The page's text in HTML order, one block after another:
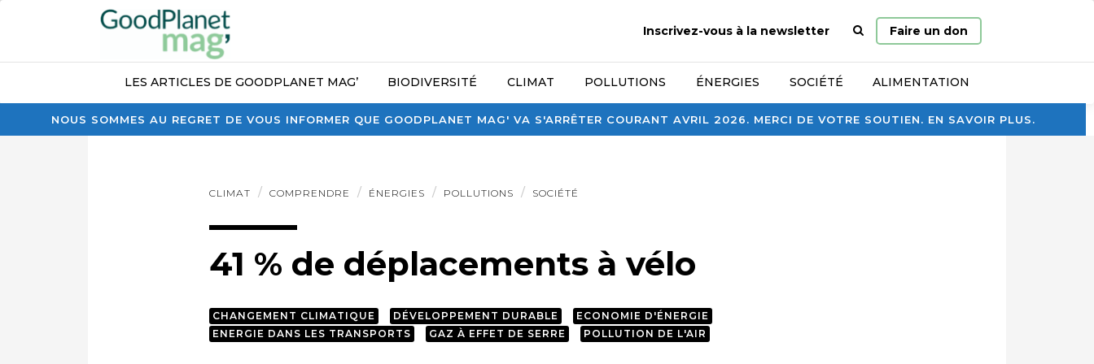
NOUS SOMMES AU REGRET DE VOUS INFORMER QUE GOODPLANET MAG' VA S'ARRÊTER COURANT AVRIL 2026. MERCI DE VOTRE SOUTIEN. EN SAVOIR PLUS.
Inscrivez-vous à la newsletter
Page
d’accueil
Faire un don
LES ARTICLES DE GOODPLANET MAG’ BIODIVERSITÉ CLIMAT POLLUTIONS ÉNERGIES SOCIÉTÉ ALIMENTATION
CLIMAT COMPRENDRE ÉNERGIES POLLUTIONS SOCIÉTÉ
41 % de déplacements à vélo
CHANGEMENT CLIMATIQUE DÉVELOPPEMENT DURABLE
ECONOMIE D'ÉNERGIE
ENERGIE DANS LES TRANSPORTS
GAZ À EFFET DE SERRE POLLUTION DE L'AIR